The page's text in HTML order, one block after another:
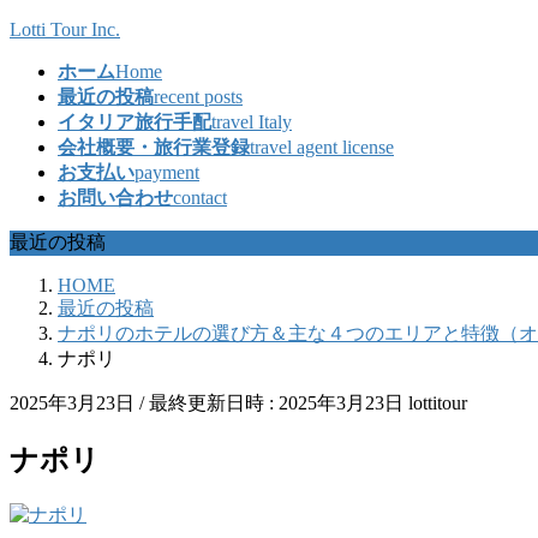
コ
ッ
プ
ナ
移
動
Lotti Tour Inc.
ホームHome
最近の投稿recent posts
イタリア旅行手配travel Italy
会社概要・旅行業登録travel agent license
お支払いpayment
お問い合わせcontact
最近の投稿
HOME
最近の投稿
ナポリのホテルの選び方＆主な４つのエリアと特徴（オ
ナポリ
2025年3月23日 / 最終更新日時 : 2025年3月23日 lottitour
ナポリ